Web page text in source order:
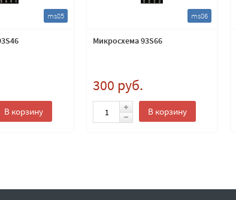
ms05
В корзину
ms06
Микросхема 93S66
300 руб.
В корзину